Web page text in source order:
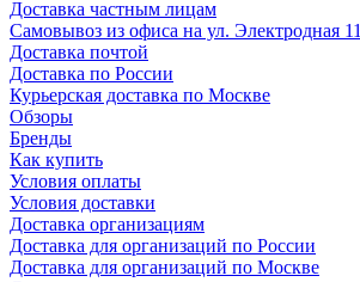
Доставка частным лицам
Самовывоз из офиса на ул. Электродная 11
Доставка почтой
Доставка по России
Курьерская доставка по Москве
Обзоры
Бренды
Как купить
Условия оплаты
Условия доставки
Доставка организациям
Доставка для организаций по России
Доставка для организаций по Москве